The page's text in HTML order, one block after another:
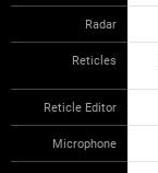
Radar
Reticles
Reticle Editor
Microphone